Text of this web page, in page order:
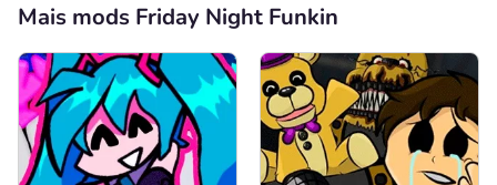
Mais mods Friday Night Funkin